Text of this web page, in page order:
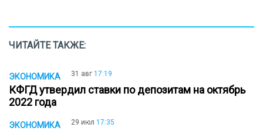
ЧИТАЙТЕ ТАКЖЕ:
ЭКОНОМИКА 31 авг 17:19
КФГД утвердил ставки по депозитам на октябрь
2022 года
ЭКОНОМИКА 29 июл 17:35